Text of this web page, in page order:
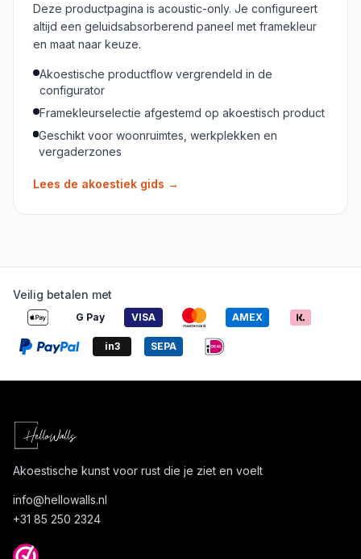
Deze productpagina is acoustic-only. Je configureert
altijd een geluidsabsorberend paneel met framekleur
en maat naar keuze.
Akoestische productflow vergrendeld in de
configurator
Framekleurselectie afgestemd op akoestisch product
Geschikt voor woonruimtes, werkplekken en
vergaderzones
Lees de akoestiek gids →
Veilig betalen met
G Pay VISA AMEX
in3 SEPA
Akoestische kunst voor rust die je ziet en voelt
info@hellowalls.nl
+31 85 250 2324